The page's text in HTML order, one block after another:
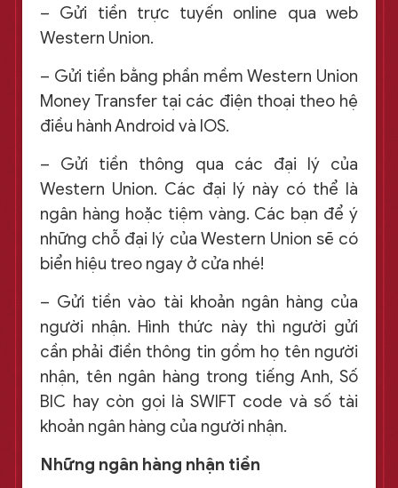
– Gửi tiền trực tuyến online qua web
Western Union.
– Gửi tiền bằng phần mềm Western Union
Money Transfer tại các điện thoại theo hệ
điều hành Android và IOS.
– Gửi tiền thông qua các đại lý của
Western Union. Các đại lý này có thể là
ngân hàng hoặc tiệm vàng. Các bạn để ý
những chỗ đại lý của Western Union sẽ có
biển hiệu treo ngay ở cửa nhé!
– Gửi tiền vào tài khoản ngân hàng của
người nhận. Hình thức này thì người gửi
cần phải điền thông tin gồm họ tên người
nhận, tên ngân hàng trong tiếng Anh, Số
BIC hay còn gọi là SWIFT code và số tài
khoản ngân hàng của người nhận.
Những ngân hàng nhận tiền